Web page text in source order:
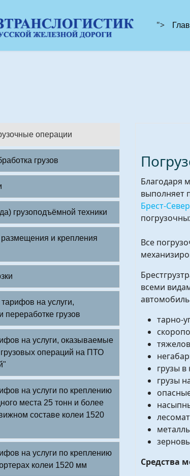
">
операции
грузов
грузоподъёмной техники
размещения и крепления
на услуги,
грузов
на услуги, оказываемые
операций на ПТО
на услуги по креплению
места 25 тонн и более
составе колеи 1520
на услуги по креплению
колеи 1520 мм
Благодаря
выполняет
Брест-
Все
всеми
тарно-
грузы в
грузы
Средства